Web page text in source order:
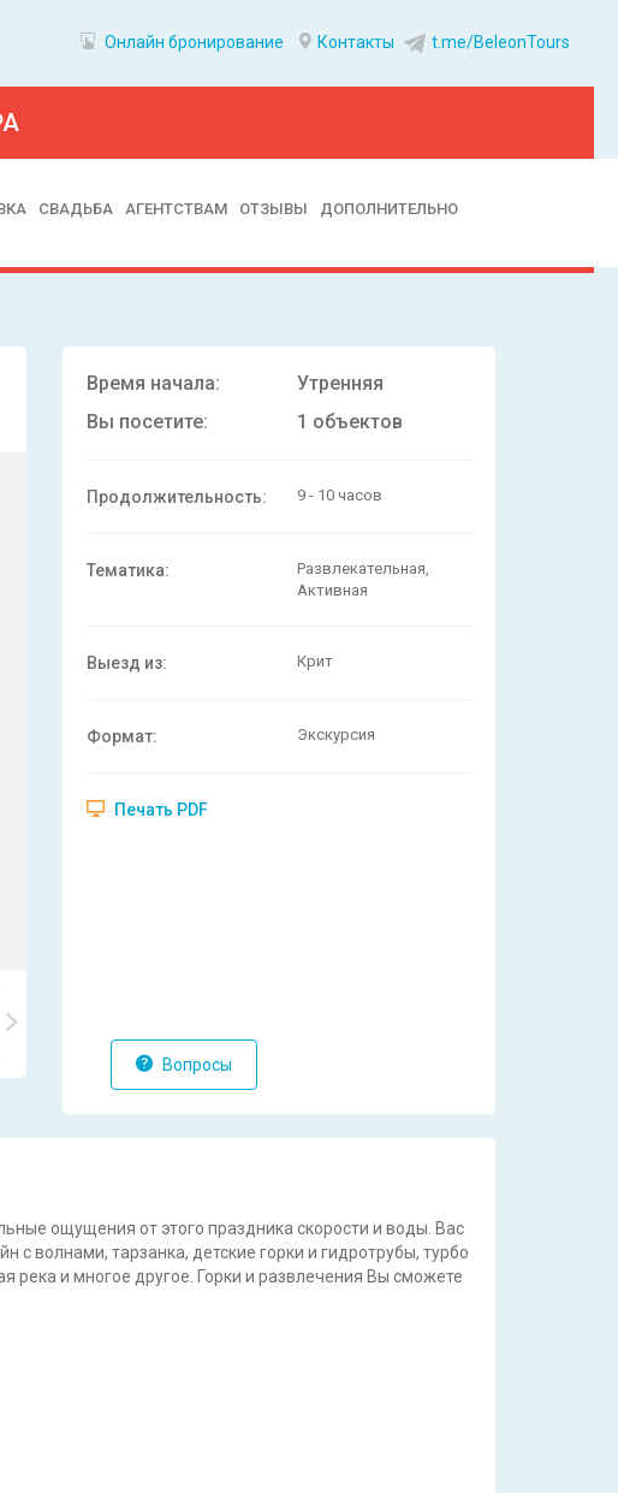
Онлайн бронирование Контакты t.me/BeleonTours
СВАДЬБА АГЕНТСТВАМ ОТЗЫВЫ ДОПОЛНИТЕЛЬНО
Время начала:
Утренняя
Вы посетите:
1 объектов
Продолжительность: 9 - 10 часов
Тематика:
Развлекательная,
Активная
Выезд из: Крит
Формат: Экскурсия
Печать PDF
Вопросы
ощущения от этого праздника скорости и воды. Вас
волнами, тарзанка, детские горки и гидротрубы, турбо
река и многое другое. Горки и развлечения Вы сможете